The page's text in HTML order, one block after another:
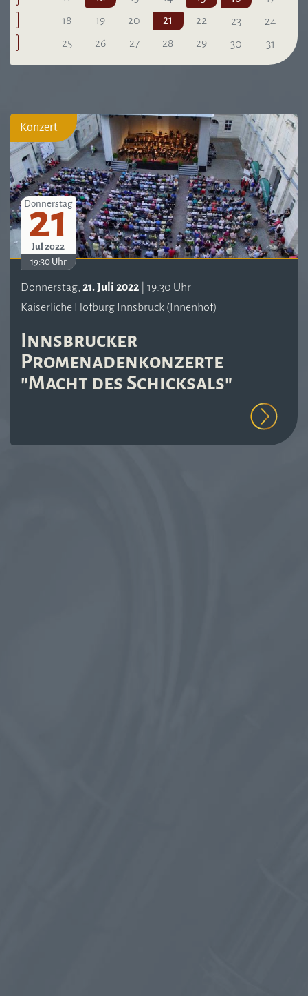
18
19 20 21 22 23
24
25
26 27 28 29 30 31
Konzert
Donnerstag
21
Jul 2022
19:30 Uhr
Donnerstag, 21. Juli 2022 | 19:30 Uhr
Kaiserliche Hofburg Innsbruck (Innenhof)
Innsbrucker
Promenadenkonzerte
"Macht des Schicksals"